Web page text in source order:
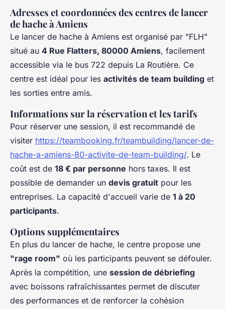
Adresses et coordonnées des centres de lancer
de hache à Amiens
Le lancer de hache à Amiens est organisé par "FLH"
situé au 4 Rue Flatters, 80000 Amiens, facilement
accessible via le bus 722 depuis La Routière. Ce
centre est idéal pour les activités de team building et
les sorties entre amis.
Informations sur la réservation et les tarifs
Pour réserver une session, il est recommandé de
visiter https://teambooking.fr/teambuilding/lancer-de-
hache-a-amiens-80-activite-de-team-building/. Le
coût est de 18 € par personne hors taxes. Il est
possible de demander un devis gratuit pour les
entreprises. La capacité d'accueil varie de 1 à 20
participants.
Options supplémentaires
En plus du lancer de hache, le centre propose une
"rage room" où les participants peuvent se défouler.
Après la compétition, une session de débriefing
avec boissons rafraîchissantes permet de discuter
des performances et de renforcer la cohésion